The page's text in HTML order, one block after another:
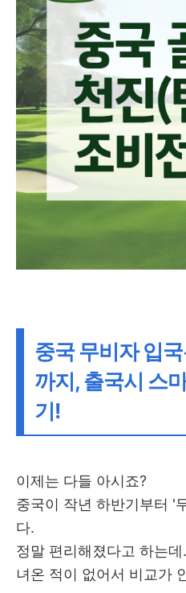
중국 무비자 입
까지, 출국시 스
기!
이제는 다들 아시죠?
중국이 작년 하반기부터 '
다.
정말 편리해졌다고 하는
녀온 적이 없어서 비교가